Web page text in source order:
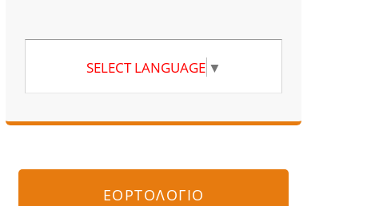
SELECT LANGUAGE ▼
ΕΟΡΤΟΛΟΓΙΟ